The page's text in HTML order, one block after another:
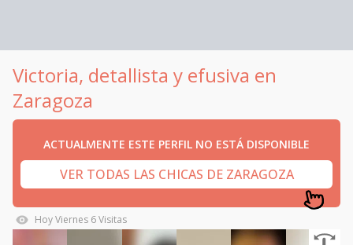
Victoria, detallista y efusiva en
Zaragoza
ACTUALMENTE ESTE PERFIL NO ESTÁ DISPONIBLE
VER TODAS LAS CHICAS DE ZARAGOZA
HoyViernes 6Visitas